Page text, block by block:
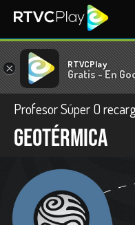
× RTVCPlay
Gratis - En
Profesor Súper O
Geotérmica